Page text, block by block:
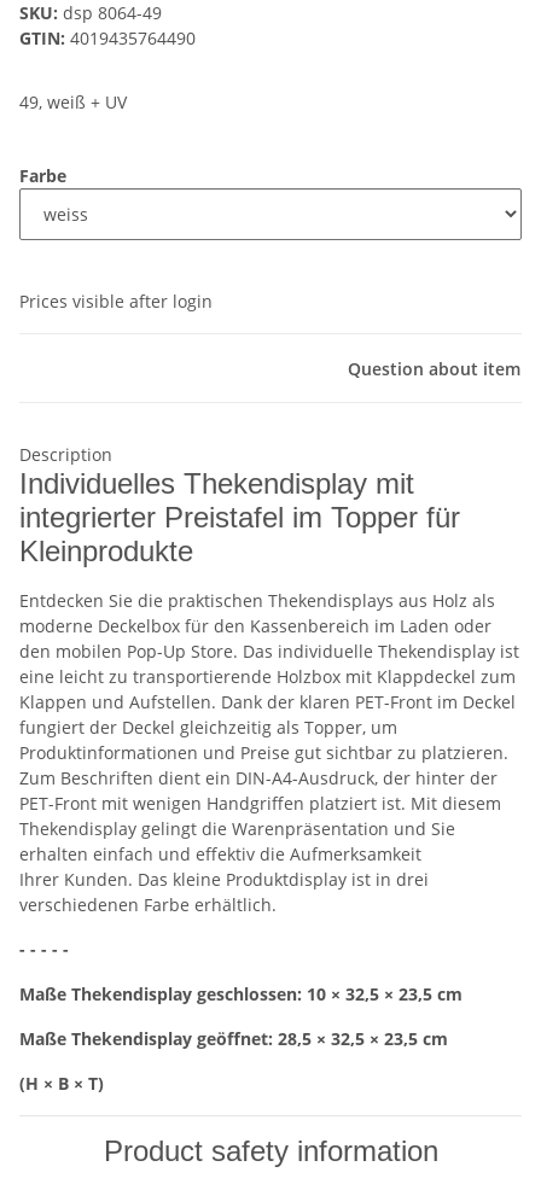
SKU: dsp 8064-49
GTIN: 4019435764490
49, weiß + UV
Farbe
Prices visible after login
Question about item
Description
Individuelles Thekendisplay mit
integrierter Preistafel im Topper für
Kleinprodukte
Entdecken Sie die praktischen Thekendisplays aus Holz als
moderne Deckelbox für den Kassenbereich im Laden oder
den mobilen Pop-Up Store. Das individuelle Thekendisplay ist
eine leicht zu transportierende Holzbox mit Klappdeckel zum
Klappen und Aufstellen. Dank der klaren PET-Front im Deckel
fungiert der Deckel gleichzeitig als Topper, um
Produktinformationen und Preise gut sichtbar zu platzieren.
Zum Beschriften dient ein DIN-A4-Ausdruck, der hinter der
PET-Front mit wenigen Handgriffen platziert ist. Mit diesem
Thekendisplay gelingt die Warenpräsentation und Sie
erhalten einfach und effektiv die Aufmerksamkeit
Ihrer Kunden. Das kleine Produktdisplay ist in drei
verschiedenen Farbe erhältlich.
- - - - -
Maße Thekendisplay geschlossen: 10 × 32,5 × 23,5 cm
Maße Thekendisplay geöffnet: 28,5 × 32,5 × 23,5 cm
(H × B × T)
Product safety information